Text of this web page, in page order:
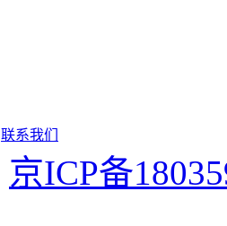
联系我们
京ICP备